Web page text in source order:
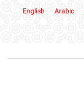
English Arabic